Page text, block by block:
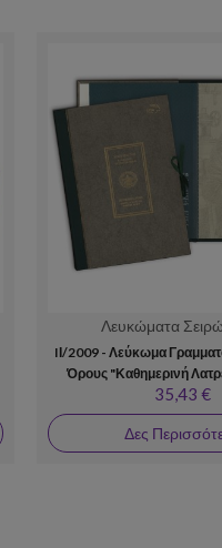
Λευκώματα
IΙ/2009 - Λεύκωμα
Όρους "Καθημερινή
35,43 €
Δες